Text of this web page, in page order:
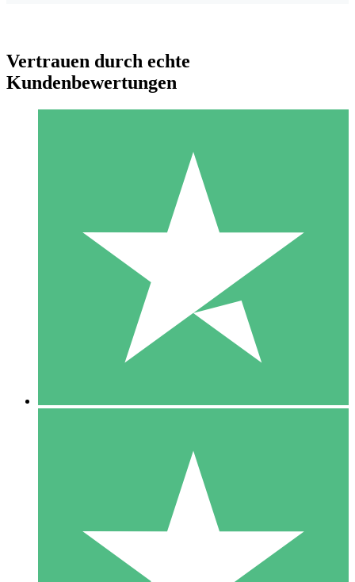
Individuelle Credit-Pakete
Zahlen Sie nach Bedarf mit Download-Credits. Keine
monatliche Verpflichtung erforderlich.
10 00
10 Downloads
20 00
Vertrauen durch echte
Kundenbewertungen